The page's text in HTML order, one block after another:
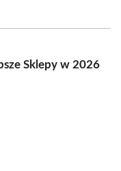
Sklepy w 2026